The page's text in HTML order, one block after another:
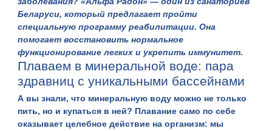
Беларуси, который предлагает пройти
специальную программуреабилитации. Она
помогает восстановить нормальное
функционирование легких и укрепить иммунитет.
Плаваем в минеральной воде: пара
здравниц с уникальными бассейнами
А вы знали, что минеральную воду можно не только
пить, но и купаться в ней? Плавание само по себе
оказывает целебное действие на организм: мы